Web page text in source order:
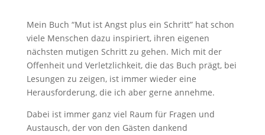
Mein Buch “Mut ist Angst plus ein Schritt” hat schon
viele Menschen dazu inspiriert, ihren eigenen
nächsten mutigen Schritt zu gehen. Mich mit der
Offenheit und Verletzlichkeit, die das Buch prägt, bei
Lesungen zu zeigen, ist immer wieder eine
Herausforderung, die ich aber gerne annehme.
Dabei ist immer ganz viel Raum für Fragen und
Austausch, der von den Gästen dankend